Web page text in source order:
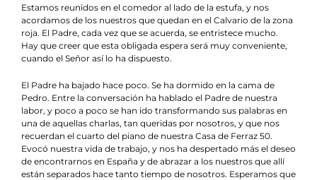
Estamos reunidos en el comedor al lado de la estufa, y nos
acordamos de los nuestros que quedan en el Calvario de la zona
roja. El Padre, cada vez que se acuerda, se entristece mucho.
Hay que creer que esta obligada espera será muy conveniente,
cuando el Señor así lo ha dispuesto.
El Padre ha bajado hace poco. Se ha dormido en la cama de
Pedro. Entre la conversación ha hablado el Padre de nuestra
labor, y poco a poco se han ido transformando sus palabras en
una de aquellas charlas, tan queridas por nosotros, y que nos
recuerdan el cuarto del piano de nuestra Casa de Ferraz 50.
Evocó nuestra vida de trabajo, y nos ha despertado más el deseo
de encontrarnos en España y de abrazar a los nuestros que allí
están separados hace tanto tiempo de nosotros. Esperamos que